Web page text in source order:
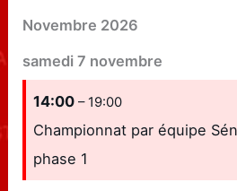
Novembre 2026
samedi 7 novembre
14:00– 19:00
Championnat par équipe
phase 1